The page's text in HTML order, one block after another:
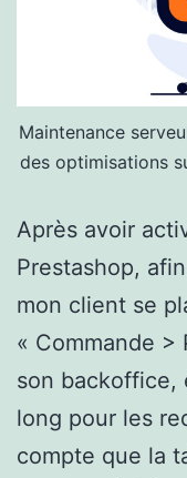
Maintenance
des optimisations
Après avoir
Prestashop,
mon client se
« Commande >
son backoffice,
long pour les
compte que la